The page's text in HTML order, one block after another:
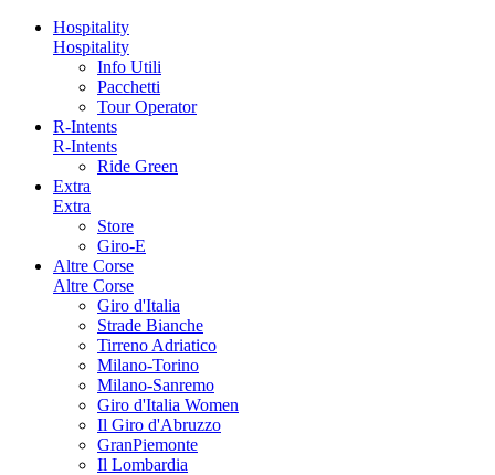
Hospitality
Hospitality
Info Utili
Pacchetti
Tour Operator
R-Intents
R-Intents
Ride Green
Extra
Extra
Store
Giro-E
Altre Corse
Altre Corse
Giro d'Italia
Strade Bianche
Tirreno Adriatico
Milano-Torino
Milano-Sanremo
Giro d'Italia Women
Il Giro d'Abruzzo
GranPiemonte
Il Lombardia